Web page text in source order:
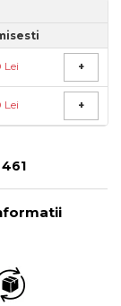
Lei +
Lei +